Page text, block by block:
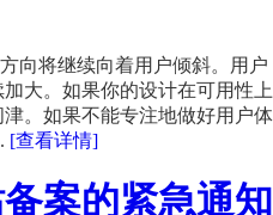
向将继续向着用户倾斜。用户
大。如果你的设计在可用性上
。如果不能专注地做好用户体
[查看详情]
案的紧急通知